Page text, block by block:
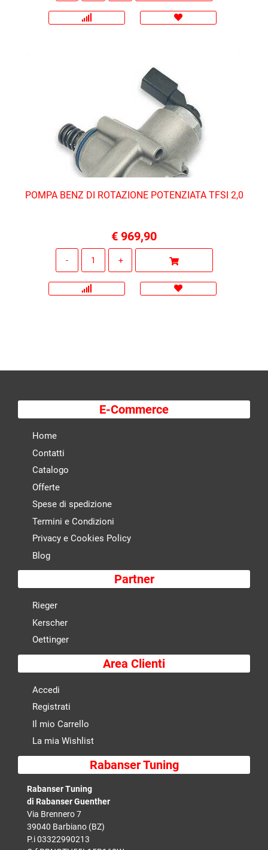
POMPA BENZ DI ROTAZIONE POTENZIATA TFSI 2,0
€ 969,90
E-Commerce
Home
Contatti
Catalogo
Offerte
Spese di spedizione
Termini e Condizioni
Privacy e Cookies Policy
Blog
Partner
Rieger
Kerscher
Oettinger
Area Clienti
Accedi
Registrati
Il mio Carrello
La mia Wishlist
Rabanser Tuning
Rabanser Tuning
di Rabanser Guenther
Via Brennero 7
39040 Barbiano (BZ)
P.i 03322990213